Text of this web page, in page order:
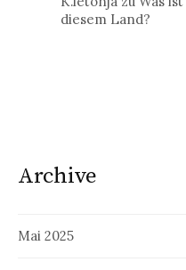
diesem Land?
Archive
Mai 2025